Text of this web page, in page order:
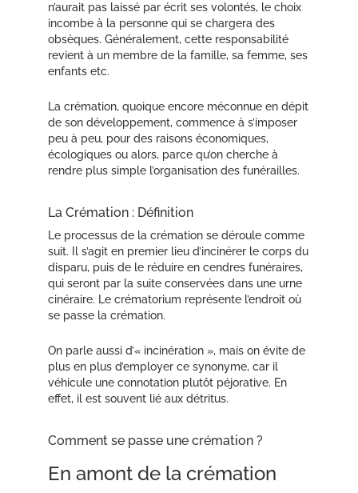
n’aurait pas laissé par écrit ses volontés, le choix
incombe à la personne qui se chargera des
obsèques. Généralement, cette responsabilité
revient à un membre de la famille, sa femme, ses
enfants etc.
La crémation, quoique encore méconnue en dépit
de son développement, commence à s’imposer
peu à peu, pour des raisons économiques,
écologiques ou alors, parce qu’on cherche à
rendre plus simple l’organisation des funérailles.
La Crémation : Définition
Le processus de la crémation se déroule comme
suit. Il s’agit en premier lieu d’incinérer le corps du
disparu, puis de le réduire en cendres funéraires,
qui seront par la suite conservées dans une urne
cinéraire. Le crématorium représente l’endroit où
se passe la crémation.
On parle aussi d’« incinération », mais on évite de
plus en plus d’employer ce synonyme, car il
véhicule une connotation plutôt péjorative. En
effet, il est souvent lié aux détritus.
Comment se passe une crémation ?
En amont de la crémation